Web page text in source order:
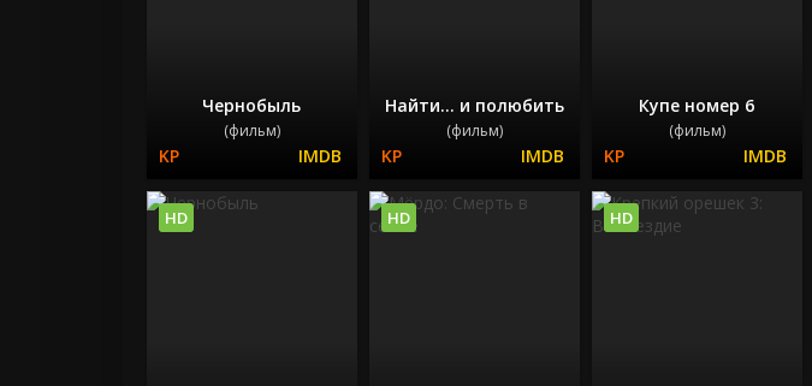
Чернобыль
(фильм)
Найти... и полюбить
(фильм)
Купе номер 6
(фильм)
HD HD HD